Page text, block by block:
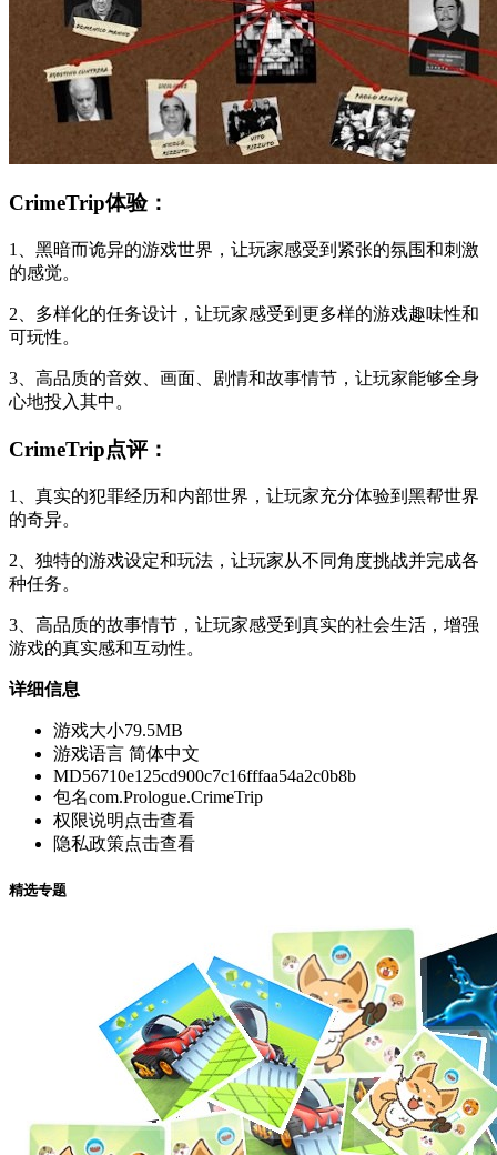
CrimeTrip体验：
1、黑暗而诡异的游戏世界，让玩家感受到紧张的氛围和刺激
的感觉。
2、多样化的任务设计，让玩家感受到更多样的游戏趣味性和
可玩性。
3、高品质的音效、画面、剧情和故事情节，让玩家能够全身
心地投入其中。
CrimeTrip点评：
1、真实的犯罪经历和内部世界，让玩家充分体验到黑帮世界
的奇异。
2、独特的游戏设定和玩法，让玩家从不同角度挑战并完成各
种任务。
3、高品质的故事情节，让玩家感受到真实的社会生活，增强
游戏的真实感和互动性。
详细信息
游戏大小79.5MB
游戏语言 简体中文
MD56710e125cd900c7c16fffaa54a2c0b8b
包名com.Prologue.CrimeTrip
权限说明 点击查看
隐私政策点击查看
精选专题